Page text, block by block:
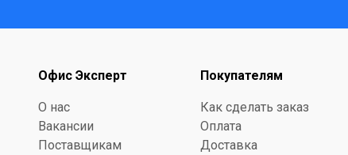
Офис Эксперт
О нас
Вакансии
Поставщикам
Покупателям
Как сделать заказ
Оплата
Доставка